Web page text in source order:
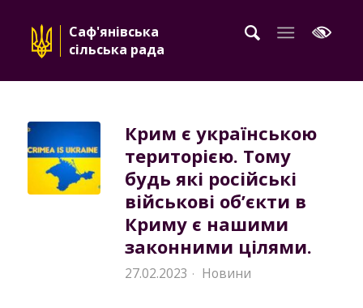
Саф'янівська
сільська рада
Крим є українською
територією. Тому
будь які російські
військові об’єкти в
Криму є нашими
законними цілями.
27.02.2023 · Новини